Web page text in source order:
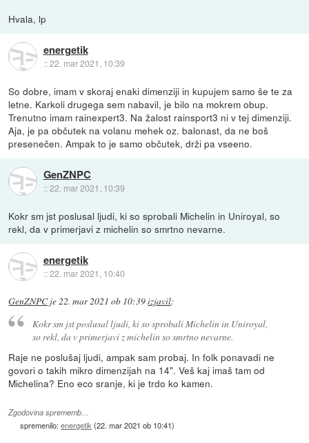
Hvala, lp
energetik
::22. mar 2021, 10:39
So dobre, imam v skoraj enaki dimenziji in kupujem samo še te za
letne. Karkoli drugega sem nabavil, je bilo na mokrem obup.
Trenutno imam rainexpert3. Na žalost rainsport3 ni v tej dimenziji.
Aja, je pa občutek na volanu mehek oz. balonast, da ne boš
presenečen. Ampak to je samo občutek, drži pa vseeno.
GenZNPC
::22. mar 2021, 10:39
Kokr sm jst poslusal ljudi, ki so sprobali Michelin in Uniroyal, so
rekl, da v primerjavi z michelin so smrtno nevarne.
energetik
::22. mar 2021, 10:40
GenZNPCje22. mar 2021 ob 10:39izjavil:
Kokr sm jst poslusal ljudi, ki so sprobali Michelin in Uniroyal,
so rekl, da v primerjavi z michelin so smrtno nevarne.
Raje ne poslušaj ljudi, ampak sam probaj. In folk ponavadi ne
govori o takih mikro dimenzijah na 14". Veš kaj imaš tam od
Michelina? Eno eco sranje, ki je trdo ko kamen.
Zgodovina sprememb…
spremenilo:energetik (22. mar 2021 ob 10:41)